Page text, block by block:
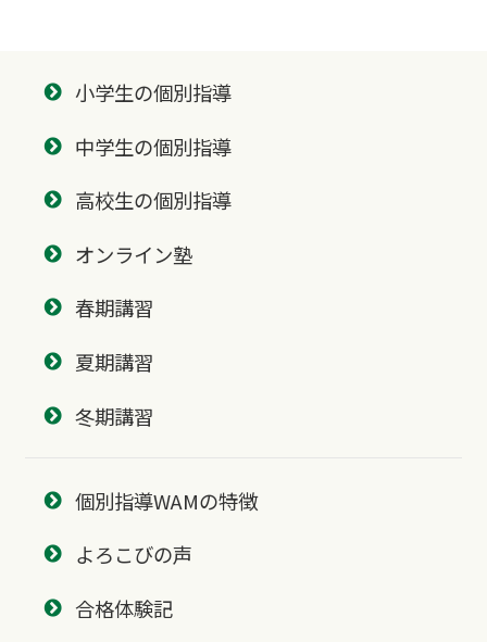
小学生の個別指導
中学生の個別指導
高校生の個別指導
オンライン塾
春期講習
夏期講習
冬期講習
個別指導WAMの特徴
よろこびの声
合格体験記